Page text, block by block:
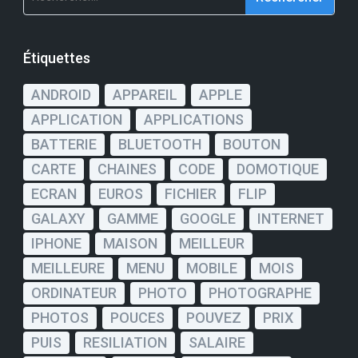
Étiquettes
ANDROID APPAREIL
APPLE
APPLICATION
APPLICATIONS
BATTERIE
BLUETOOTH
BOUTON
CARTE
CHAINES CODE
DOMOTIQUE
ECRAN
EUROS FICHIER
FLIP
GALAXY
GAMME GOOGLE
INTERNET
IPHONE
MAISON
MEILLEUR
MEILLEURE
MENU MOBILE
MOIS
ORDINATEUR
PHOTO
PHOTOGRAPHE
PHOTOS
POUCES POUVEZ
PRIX
PUIS
RESILIATION SALAIRE